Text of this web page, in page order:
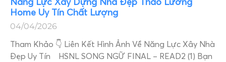
Home Uy Tín Chất Lượng
04/04/2026
Tham Khảo 👇 Liên Kết Hình Ảnh Về Năng Lực Xây Nhà
Đẹp Uy Tín HSNL SONG NGỮ FINAL – READ2 (1) Bạn